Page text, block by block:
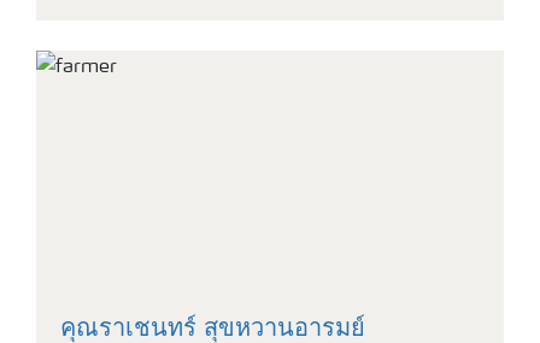
คุณราเชนทร์ สุขหวานอารมย์